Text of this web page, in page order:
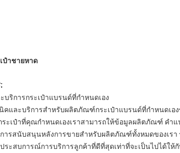
ป๋าชายหาด
ริการกระเป๋าแบรนด์ที่กำหนดเอง
คและบริการสำหรับผลิตภัณฑ์กระเป๋าแบรนด์ที่กำหนดเอ
ะเป๋าที่คุณกำหนดเองเราสามารถให้ข้อมูลผลิตภัณฑ์ คำ
รสนับสนุนหลังการขายสำหรับผลิตภัณฑ์ทั้งหมดของเรา
ะสบการณ์การบริการลูกค้าที่ดีที่สุดเท่าที่จะเป็นไปได้ให้